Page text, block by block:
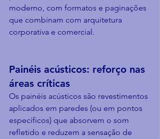
moderno, com formatos e paginações
que combinam com arquitetura
corporativa e comercial.
Painéis acústicos: reforço nas
áreas críticas
Os painéis acústicos são revestimentos
aplicados em paredes (ou em pontos
específicos) que absorvem o som
refletido e reduzem a sensação de